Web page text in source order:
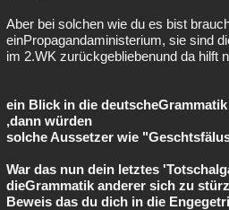
Aber bei solchen wie du es bist
einPropagandaministerium, sie sind
im 2.WK zurückgebliebenund da hilft
ein Blick in die
,dann würden
solche Aussetzer wie
War das nun dein letztes
dieGrammatik anderer sich zu
Beweis das du dich in die